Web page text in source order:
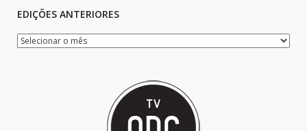
EDIÇÕES ANTERIORES